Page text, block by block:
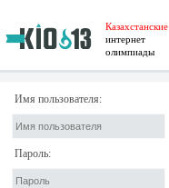
Казахстанские
интернет
олимпиады
Имя пользователя:
Пароль: